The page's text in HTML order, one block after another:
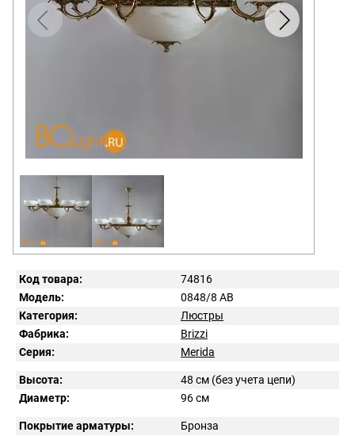
Код товара:
74816
Модель:
0848/8 AB
Категория:
Люстры
Фабрика:
Brizzi
Серия:
Merida
Высота:
48 см (без учета цепи)
Диаметр:
96 см
Покрытие арматуры:
Бронза